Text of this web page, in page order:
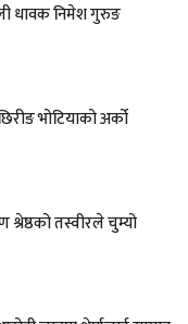
धावक निमेश गुरुङ
भोटियाको अर्को
तस्वीरले चुम्यो